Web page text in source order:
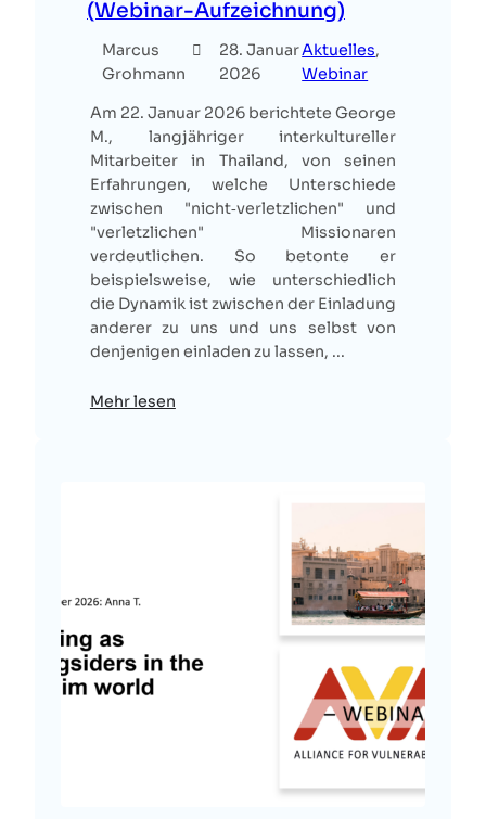
(Webinar-Aufzeichnung)
Marcus
Grohmann
28. Januar
2026
Aktuelles
Webinar
Am 22. Januar 2026 berichtete George
M., langjähriger interkultureller
Mitarbeiter in Thailand, von seinen
Erfahrungen, welche Unterschiede
zwischen "nicht‑verletzlichen" und
"verletzlichen" Missionaren
verdeutlichen. So betonte er
beispielsweise, wie unterschiedlich
die Dynamik ist zwischen der Einladung
anderer zu uns und uns selbst von
denjenigen einladen zu lassen, ...
Mehr lesen